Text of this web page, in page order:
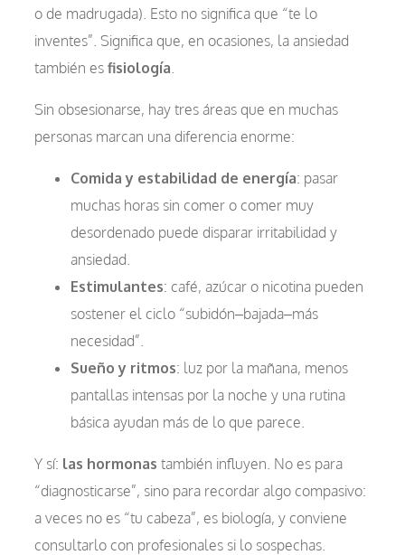
o de madrugada). Esto no significa que “te lo
inventes”. Significa que, en ocasiones, la ansiedad
también es fisiología
Sin obsesionarse, hay tres áreas que en muchas
personas marcan una diferencia enorme:
Comida y estabilidad de energía: pasar
muchas horas sin comer o comer muy
desordenado puede disparar irritabilidad y
ansiedad.
Estimulantes: café, azúcar o nicotina pueden
sostener el ciclo “subidón–bajada–más
necesidad”.
Sueño y ritmos: luz por la mañana, menos
pantallas intensas por la noche y una rutina
básica ayudan más de lo que parece.
Y sí: las hormonas también influyen. No es para
“diagnosticarse”, sino para recordar algo compasivo:
a veces no es “tu cabeza”, es biología, y conviene
consultarlo con profesionales si lo sospechas.